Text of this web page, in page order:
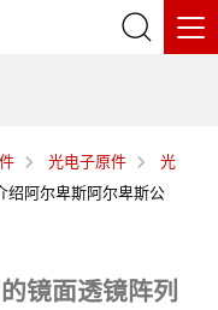
光电子原件
光
绍阿尔卑斯阿尔卑斯公
镜面透镜阵列